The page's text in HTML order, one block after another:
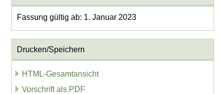
Fassung gültig ab: 1. Januar 2023
Drucken/Speichern
HTML-Gesamtansicht
Vorschrift als PDF